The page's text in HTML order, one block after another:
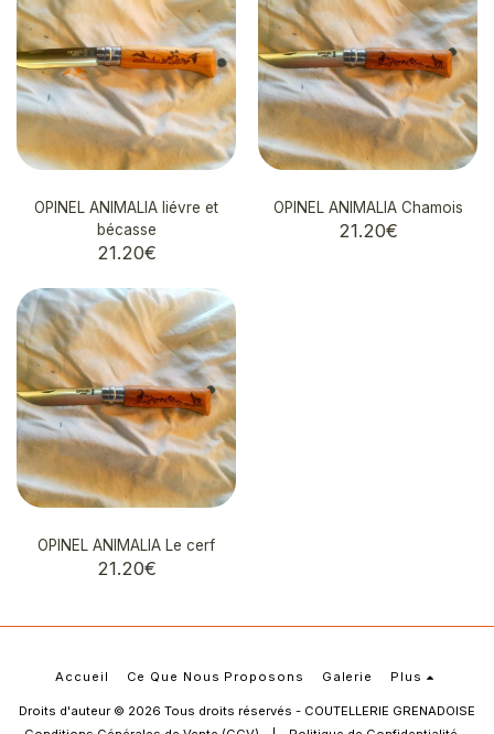
OPINEL ANIMALIA liévre et
bécasse
21.20€
OPINEL ANIMALIA Chamois
21.20€
OPINEL ANIMALIA Le cerf
21.20€
Accueil Ce Que Nous Proposons Galerie Plus
Droits d'auteur © 2026 Tous droits réservés - COUTELLERIE GRENADOISE